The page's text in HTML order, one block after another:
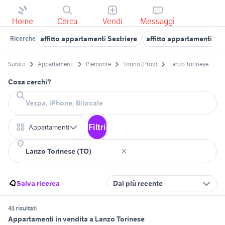
Home Cerca Vendi Messaggi
Ricerche affitto appartamenti Sestriere affitto appartamenti
Subito Appartamenti Piemonte Torino (Prov) Lanzo Torinese
Cosa cerchi?
Appartamenti Filtri
Salva ricerca Dal più recente
41 risultati
Appartamenti in vendita a Lanzo Torinese